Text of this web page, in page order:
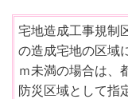
宅地造成工事規制
の造成宅地の区域
ｍ未満の場合は、
防災区域として指